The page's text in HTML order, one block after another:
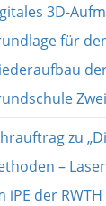
3D-
für
zu
–
iPE der